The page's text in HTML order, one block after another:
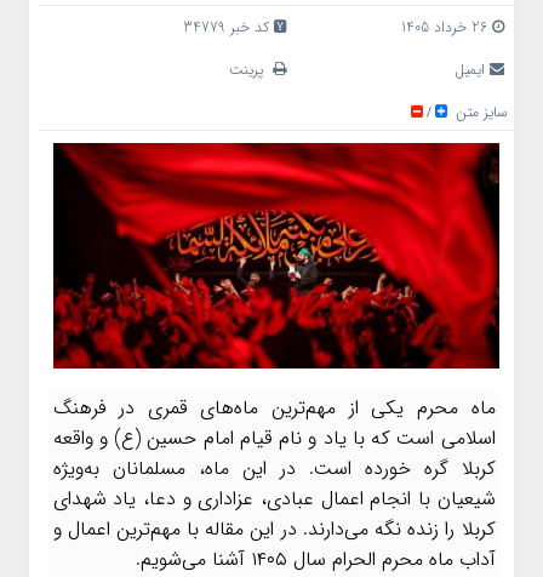
26 خرداد 1405
کد خبر 34779
ایمیل
پرینت
سایز متن
/
ماه محرم یکی از مهم‌ترین ماه‌های قمری در فرهنگ
اسلامی است که با یاد و نام قیام امام حسین (ع) و واقعه
کربلا گره خورده است. در این ماه، مسلمانان به‌ویژه
شیعیان با انجام اعمال عبادی، عزاداری و دعا، یاد شهدای
کربلا را زنده نگه می‌دارند. در این مقاله با مهم‌ترین اعمال و
آداب ماه محرم الحرام سال ۱۴۰۵ آشنا می‌شویم.